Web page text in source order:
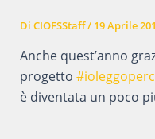
Di CIOFSStaff/ 19 Aprile
Anche quest’anno
progetto
è diventata un poco